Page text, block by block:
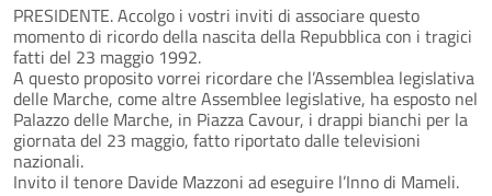
PRESIDENTE. Accolgo i vostri inviti di associare questo
momento di ricordo della nascita della Repubblica con i tragici
fatti del 23 maggio 1992.
A questo proposito vorrei ricordare che l’Assemblea legislativa
delle Marche, come altre Assemblee legislative, ha esposto nel
Palazzo delle Marche, in Piazza Cavour, i drappi bianchi per la
giornata del 23 maggio, fatto riportato dalle televisioni
nazionali.
Invito il tenore Davide Mazzoni ad eseguire l’Inno di Mameli.